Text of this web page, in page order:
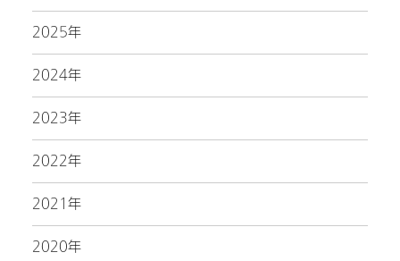
2025年
2024年
2023年
2022年
2021年
2020年